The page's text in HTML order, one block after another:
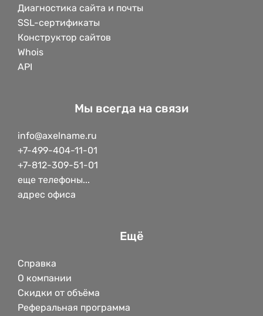
Диагностика сайта и почты
SSL-сертификаты
Конструктор сайтов
Whois
API
Мы всегда на связи
info@axelname.ru
+7-499-404-11-01
+7-812-309-51-01
еще телефоны...
адрес офиса
Ещё
Справка
О компании
Скидки от объёма
Реферальная программа